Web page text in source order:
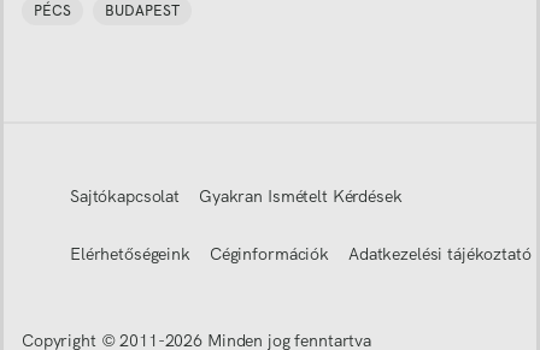
PÉCS BUDAPEST
Sajtókapcsolat Gyakran Ismételt Kérdések
Elérhetőségeink Céginformációk Adatkezelési tájékoztató
Copyright © 2011-2026 Minden jog fenntartva